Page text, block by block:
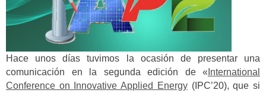
Hace unos días tuvimos la ocasión de presentar una
comunicación en la segunda edición de « International
Conference on Innovative Applied Energy(IPC’20), que si